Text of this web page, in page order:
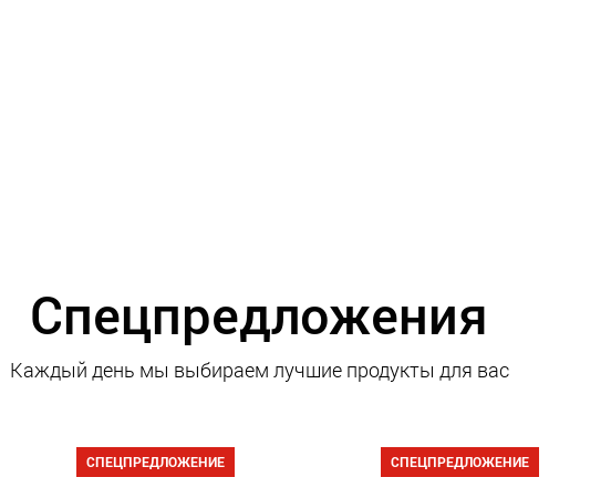
Спецпредложения
Каждый день мы выбираем лучшие продукты для вас
СПЕЦПРЕДЛОЖЕНИЕ СПЕЦПРЕДЛОЖЕНИЕ